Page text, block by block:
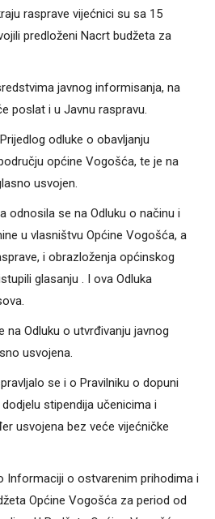
rasprave vijećnici su sa 15
predloženi Nacrt budžeta za
javnog informisanja, na
poslat i u Javnu raspravu.
odluke o obavljanju
općine Vogošća, te je na
usvojen.
odnosila se na Odluku o načinu i
u vlasništvu Općine Vogošća, a
i obrazloženja općinskog
glasanju . I ova Odluka
Odluku o utvrđivanju javnog
usvojena.
se i o Pravilniku o dopuni
stipendija učenicima i
usvojena bez veće vijećničke
Informaciji o ostvarenim prihodima i
Općine Vogošća za period od